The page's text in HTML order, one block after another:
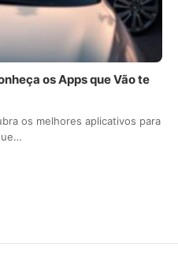
os Apps que Vão te
os melhores aplicativos para